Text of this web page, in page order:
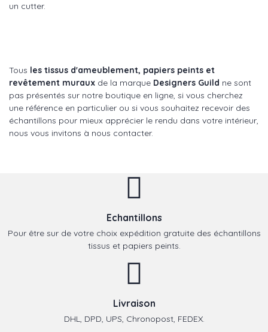
un cutter.
Tous les tissus d'ameublement, papiers peints et
revêtement muraux de la marque Designers Guild ne sont
pas présentés sur notre boutique en ligne, si vous cherchez
une référence en particulier ou si vous souhaitez recevoir des
échantillons pour mieux apprécier le rendu dans votre intérieur,
nous vous invitons à nous contacter.
Echantillons
Pour être sur de votre choix expédition gratuite des échantillons
tissus et papiers peints.
Livraison
DHL, DPD, UPS, Chronopost, FEDEX.